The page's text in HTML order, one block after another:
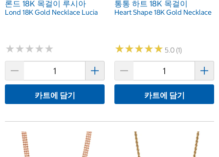
론드 18K 목걸이 루시아
Lond 18K Gold Necklace Lucia
★★★★★
★★★★★
카트에 담기
통통 하트 18K 목걸이
Heart Shape 18K Gold Necklace
★★★★★
★★★★★ 5.0 (1)
카트에 담기